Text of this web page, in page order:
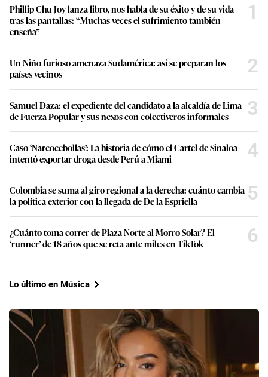
Phillip Chu Joy lanza libro, nos habla de su éxito y de su vida
tras las pantallas: “Muchas veces el sufrimiento también
enseña”
1
Un Niño furioso amenaza Sudamérica: así se preparan los
países vecinos
2
Samuel Daza: el expediente del candidato a la alcaldía de Lima
de Fuerza Popular y sus nexos con colectiveros informales
3
Caso ‘Narcocebollas’: La historia de cómo el Cartel de Sinaloa
intentó exportar droga desde Perú a Miami
4
Colombia se suma al giro regional a la derecha: cuánto cambia
la política exterior con la llegada de De la Espriella
5
¿Cuánto toma correr de Plaza Norte al Morro Solar? El
‘runner’ de 18 años que se reta ante miles en TikTok
6
Lo último en Música